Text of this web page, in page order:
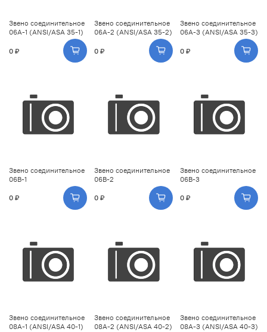
Звено соединительное
06A-1 (ANSI/ASA 35-1)
0 ₽
Звено соединительное
06A-2 (ANSI/ASA 35-2)
0 ₽
Звено соединительное
06A-3 (ANSI/ASA 35-3)
0 ₽
Звено соединительное
06B-1
0 ₽
Звено соединительное
06B-2
0 ₽
Звено соединительное
06B-3
0 ₽
Звено соединительное
08A-1 (ANSI/ASA 40-1)
Звено соединительное
08A-2 (ANSI/ASA 40-2)
Звено соединительное
08A-3 (ANSI/ASA 40-3)